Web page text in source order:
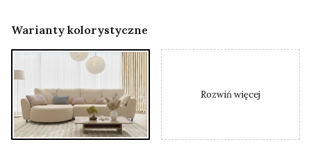
Warianty kolorystyczne
Rozwiń więcej